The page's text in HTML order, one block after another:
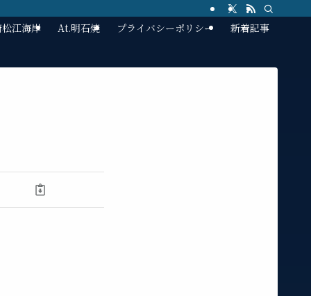
江海岸 At.明石焼 プライバシーポリシー 新着記事